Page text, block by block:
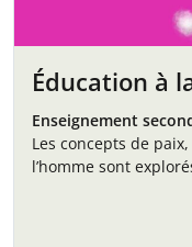
Éducation à
Enseignement
Les concepts de
l’homme sont